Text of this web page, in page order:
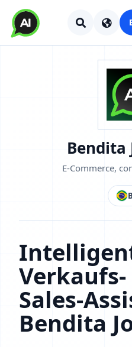
Bendita
E-Commerce,
Sales-
Bendita